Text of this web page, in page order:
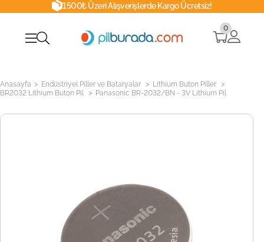
1500₺ Üzeri Alışverişlerde Kargo Ücretsiz!
0
Anasayfa > Endüstriyel Piller ve Bataryalar > Lithium Buton Piller >
BR2032 Lithium Buton Pil > Panasonic BR-2032/BN - 3V Lithium Pil